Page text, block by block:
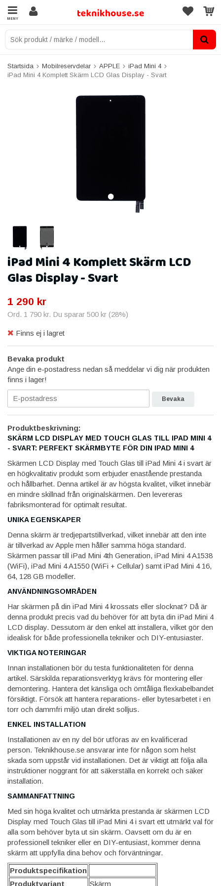
MENY
Startsida Mobilreservdelar APPLE
iPad Mini 4
iPad Mini 4 Komplett Skärm LCD Glas Display - Svart
iPad Mini 4 Komplett Skärm LCD
Glas Display - Svart
1 290 kr
Ord. 1 790 kr. Du sparar 500 kr (28%)
Finns ej i lagret
Bevaka produkt
Ange din e-postadress nedan så meddelar vi dig när produkten
finns i lager!
Bevaka
Produktbeskrivning:
SKÄRM LCD DISPLAY MED TOUCH GLAS TILL IPAD MINI 4
- SVART: PERFEKT SKÄRMBYTE FÖR DIN IPAD MINI 4
Skärmen LCD Display med Touch Glas till iPad Mini 4 i svart är
en högkvalitativ produkt som erbjuder enastående prestanda
och hållbarhet. Denna artikel är av högsta kvalitet, vilket innebär
en mindre skillnad från originalskärmen. Den levereras
fabriksmonterad för optimalt resultat.
UNIKA EGENSKAPER
Denna skärm är tredjepartstillverkad, vilket innebär att den inte
är tillverkad av Apple men håller samma höga standard.
Skärmen passar till iPad Mini 4th Generation, iPad Mini 4 A1538
(WiFi), iPad Mini 4 A1550 (WiFi + Cellular) samt iPad Mini 4 16,
64, 128 GB modeller.
ANVÄNDNINGSOMRÅDEN
Har skärmen på din iPad Mini 4 krossats eller slocknat? Då är
denna produkt precis vad du behöver för att byta din iPad Mini 4
LCD display. Dessutom är den enkel att installera, vilket gör den
idealisk för både professionella tekniker och DIY-entusiaster.
VIKTIGA NOTERINGAR
Innan installationen bör du testa funktionaliteten för denna
artikel. Särskilda reparationsverktyg krävs för montering eller
demontering. Hantera det känsliga och ömtåliga flexkabelbandet
försiktigt. Försök att hantera reparations- eller bytesarbetet i en
torr och dammfri miljö utan direkt solljus.
ENKEL INSTALLATION
Installationen av en ny del bör utföras av en kvalificerad
person. Teknikhouse.se ansvarar inte för någon som helst
skada som uppstår vid installationen. Det är viktigt att följa alla
instruktioner noggrant för att säkerställa en korrekt och säker
installation.
SAMMANFATTNING
Med sin höga kvalitet och utmärkta prestanda är skärmen LCD
Display med Touch Glas till iPad Mini 4 i svart ett utmärkt val för
alla som behöver byta ut sin skärm. Oavsett om du är en
professionell tekniker eller en DIY-entusiast, kommer denna
skärm att uppfylla dina behov och förväntningar.
Produktspecifikation
Produktvariant
Skärm